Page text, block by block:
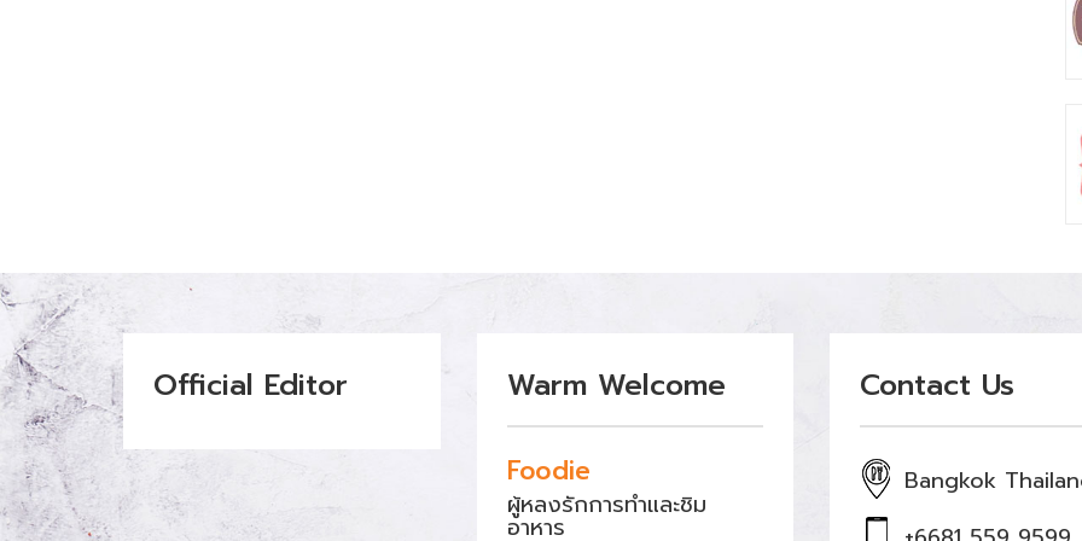
Official Editor Warm Welcome
Foodie
ผู้หลงรักการทำและชิม
อาหาร
Contact Us
Bangkok